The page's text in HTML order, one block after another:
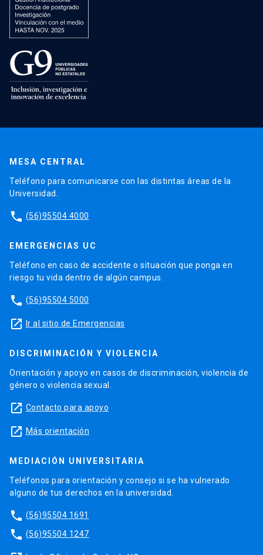
MESA CENTRAL
Teléfono para comunicarse con las distintas áreas de la
Universidad.
phone (56)95504 4000
EMERGENCIAS UC
Teléfono en caso de accidente o situación que ponga en
riesgo tu vida dentro de algún campus.
phone (56)95504 5000
launch Ir al sitio de Emergencias
DISCRIMINACIÓN Y VIOLENCIA
Orientación y apoyo en casos de discriminación, violencia de
género o violencia sexual.
launch Contacto para apoyo
launch Más orientación
MEDIACIÓN UNIVERSITARIA
Teléfonos para orientación y consejo si se ha vulnerado
alguno de tus derechos en la universidad.
phone (56)95504 1691
phone (56)95504 1247